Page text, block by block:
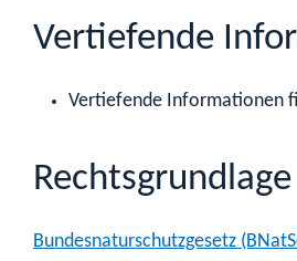
Vertiefende
Vertiefende Informationen
Rechtsgrundlage
Bundesnaturschutzgesetz